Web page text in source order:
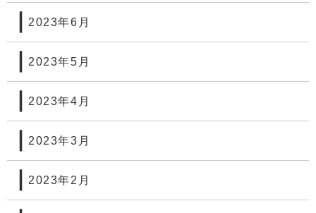
2023年6月
2023年5月
2023年4月
2023年3月
2023年2月